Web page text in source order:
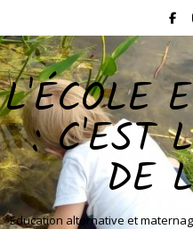
L'ÉCOLE
: C'EST
DE
Education alternative et